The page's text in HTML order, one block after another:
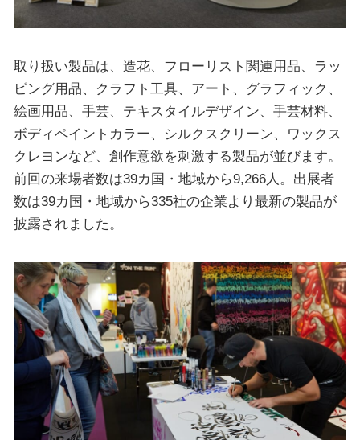
取り扱い製品は、造花、フローリスト関連用品、ラッ
ピング用品、クラフト工具、アート、グラフィック、
絵画用品、手芸、テキスタイルデザイン、手芸材料、
ボディペイントカラー、シルクスクリーン、ワックス
クレヨンなど、創作意欲を刺激する製品が並びます。
前回の来場者数は39カ国・地域から9,266人。出展者
数は39カ国・地域から335社の企業より最新の製品が
披露されました。